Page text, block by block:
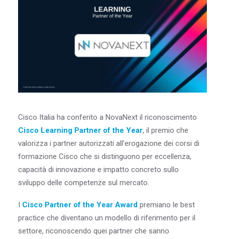
Cisco Italia ha conferito a NovaNext il riconoscimento
Cisco Learning Partner of the Year, il premio che
valorizza i partner autorizzati all’erogazione dei corsi di
formazione Cisco che si distinguono per eccellenza,
capacità di innovazione e impatto concreto sullo
sviluppo delle competenze sul mercato.
I Cisco Partner of the Year Award premiano le best
practice che diventano un modello di riferimento per il
settore, riconoscendo quei partner che sanno